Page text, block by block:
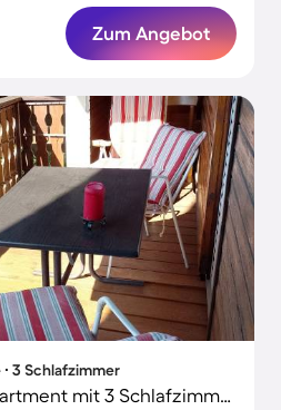
Zum Angebot
3 Schlafzimmer
Wunderschönes Apartment mit 3 Schlafzimmern für 6 Personen